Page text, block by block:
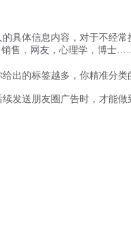
具体信息内容，对于不经常
售，网友，心理学，博士
出的标签越多，你精准分类
发送朋友圈广告时，才能做